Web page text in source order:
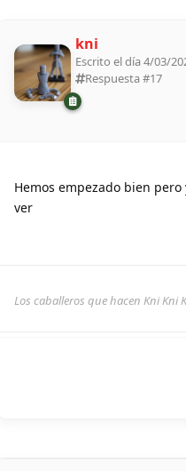
kni
Escrito el día 4/03/
Respuesta #17
Hemos empezado bien
ver
Los caballeros que hacen Kni Kni